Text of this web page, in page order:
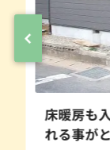
床暖房も
れる事が